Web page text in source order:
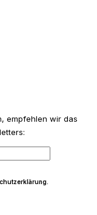
empfehlen wir das